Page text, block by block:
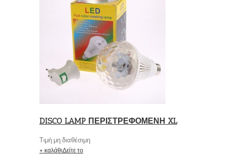
DISCO LAMP ΠΕΡΙΣΤΡΕΦΟΜΕΝΗ XL
Τιμή μη διαθέσιμη
+ καλάθιΔείτε το